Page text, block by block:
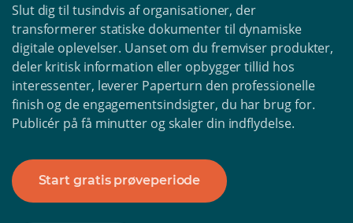
Slut dig til tusindvis af organisationer, der
transformerer statiske dokumenter til dynamiske
digitale oplevelser. Uanset om du fremviser produkter,
deler kritisk information eller opbygger tillid hos
interessenter, leverer Paperturn den professionelle
finish og de engagementsindsigter, du har brug for.
Publicér på få minutter og skaler din indflydelse.
Start gratis prøveperiode